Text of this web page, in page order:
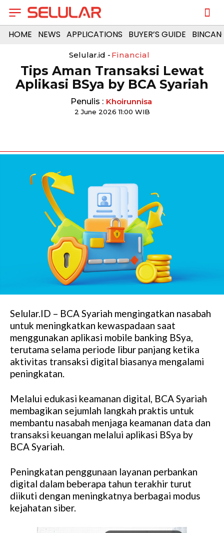
HOME NEWS APPLICATIONS BUYER’S GUIDE
Selular.id - Financial
Tips Aman Transaksi Lewat
Aplikasi BSya by BCA Syariah
Penulis : Khoirunnisa
2 June 2026 11:00 WIB
Selular.ID – BCA Syariah mengingatkan nasabah
untuk meningkatkan kewaspadaan saat
menggunakan aplikasi mobile banking BSya,
terutama selama periode libur panjang ketika
aktivitas transaksi digital biasanya mengalami
peningkatan.
Melalui edukasi keamanan digital, BCA Syariah
membagikan sejumlah langkah praktis untuk
membantu nasabah menjaga keamanan data dan
transaksi keuangan melalui aplikasi BSya by
BCA Syariah.
Peningkatan penggunaan layanan perbankan
digital dalam beberapa tahun terakhir turut
diikuti dengan meningkatnya berbagai modus
kejahatan siber.